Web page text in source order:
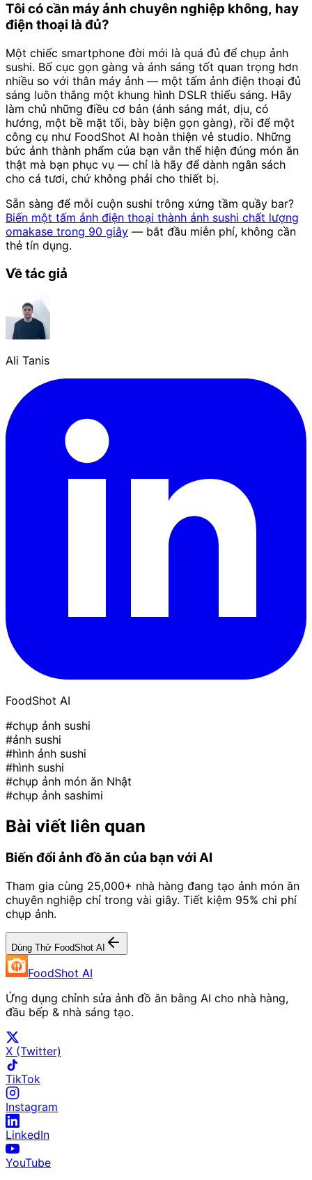
Tôi có cần máy ảnh chuyên nghiệp không, hay
điện thoại là đủ?
Một chiếc smartphone đời mới là quá đủ để chụp ảnh
sushi. Bố cục gọn gàng và ánh sáng tốt quan trọng hơn
nhiều so với thân máy ảnh — một tấm ảnh điện thoại đủ
sáng luôn thắng một khung hình DSLR thiếu sáng. Hãy
làm chủ những điều cơ bản (ánh sáng mát, dịu, có
hướng, một bề mặt tối, bày biện gọn gàng), rồi để một
công cụ như FoodShot AI hoàn thiện vẻ studio. Những
bức ảnh thành phẩm của bạn vẫn thể hiện đúng món ăn
thật mà bạn phục vụ — chỉ là hãy để dành ngân sách
cho cá tươi, chứ không phải cho thiết bị.
Sẵn sàng để mỗi cuộn sushi trông xứng tầm quầy bar?
Biến một tấm ảnh điện thoại thành ảnh sushi chất lượng
omakase trong 90 giây — bắt đầu miễn phí, không cần
thẻ tín dụng.
Về tác giả
Ali Tanis
FoodShot AI
#chụp ảnh sushi
#ảnh sushi
#hình ảnh sushi
#hình sushi
#chụp ảnh món ăn Nhật
#chụp ảnh sashimi
Bài viết liên quan
Biến đổi ảnh đồ ăn của bạn với AI
Tham gia cùng 25,000+ nhà hàng đang tạo ảnh món ăn
chuyên nghiệp chỉ trong vài giây. Tiết kiệm 95% chi phí
chụp ảnh.
Dùng Thử FoodShot AI
FoodShot AI
Ứng dụng chỉnh sửa ảnh đồ ăn bằng AI cho nhà hàng,
đầu bếp & nhà sáng tạo.
X (Twitter)
TikTok
Instagram
LinkedIn
YouTube